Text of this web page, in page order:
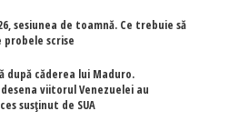
sesiunea de toamnă. Ce trebuie să
scrise
după căderea lui Maduro.
viitorul Venezuelei au
susținut de SUA